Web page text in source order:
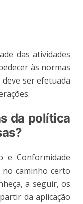
das atividades
às normas
ser efetuada
da política
e Conformidade
caminho certo
a seguir, os
da aplicação